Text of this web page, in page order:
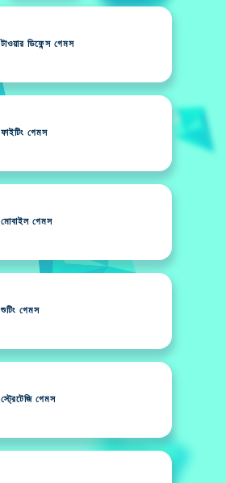
টাওয়ার ডিফেন্স গেমস
ফাইটিং গেমস
মোবাইল গেমস
শুটিং গেমস
স্ট্রেটেজি গেমস